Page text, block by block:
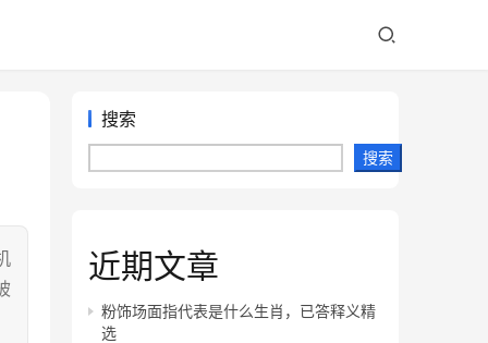
搜索
搜索
近期文章
粉饰场面指代表是什么生肖，已答释义精
选